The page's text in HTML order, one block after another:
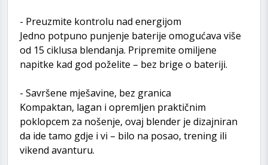
- Preuzmite kontrolu nad energijom
Jedno potpuno punjenje baterije omogućava više
od 15 ciklusa blendanja. Pripremite omiljene
napitke kad god poželite – bez brige o bateriji.
- Savršene mješavine, bez granica
Kompaktan, lagan i opremljen praktičnim
poklopcem za nošenje, ovaj blender je dizajniran
da ide tamo gdje i vi – bilo na posao, trening ili
vikend avanturu.